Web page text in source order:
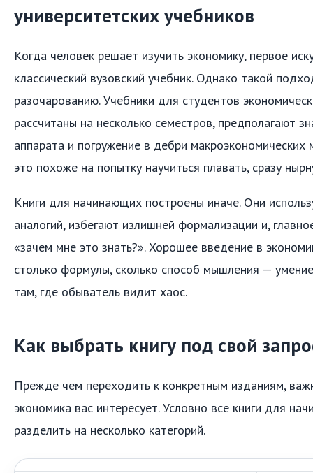
университетских учебников
Когда человек решает изучить экономику, первое
классический вузовский учебник. Однако такой
разочарованию. Учебники для студентов
рассчитаны на несколько семестров, предполагают
аппарата и погружение в дебри
это похоже на попытку научиться плавать, сразу
Книги для начинающих построены иначе. Они
аналогий, избегают излишней формализации и,
«зачем мне это знать?». Хорошее введение в
столько формулы, сколько способ мышления —
там, где обыватель видит хаос.
Как выбрать книгу под свой
Прежде чем переходить к конкретным изданиям,
экономика вас интересует. Условно все книги для
разделить на несколько категорий.